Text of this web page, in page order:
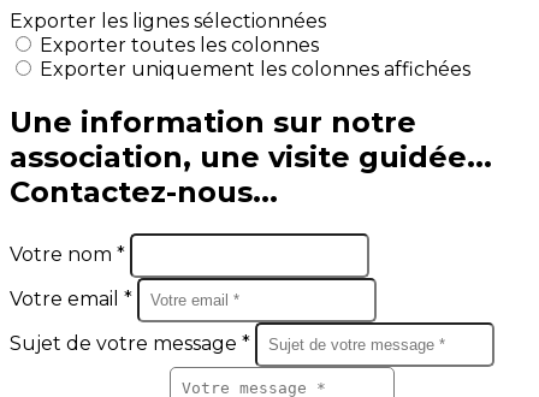
Exporter les lignes sélectionnées
Exporter toutes les colonnes
Exporter uniquement les colonnes affichées
Une information sur notre
association, une visite guidée...
Contactez-nous...
Votre nom *
Votre email *
Sujet de votre message *